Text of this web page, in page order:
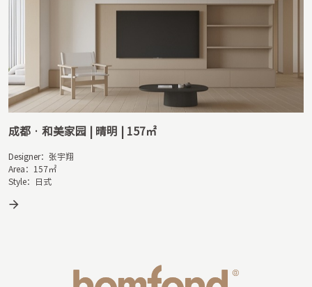
成都 · 绿城桂语麓镜 | 清欢 | 121㎡
Designer：赵婷婷
Area：121㎡
Style：现代简约